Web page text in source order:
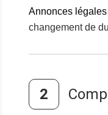
Annonces légales
changement de